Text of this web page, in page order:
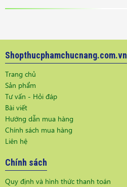
Shopthucphamchucnang.com.vn
Trang chủ
Sản phẩm
Tư vấn - Hỏi đáp
Bài viết
Hướng dẫn mua hàng
Chính sách mua hàng
Liên hệ
Chính sách
Quy định và hình thức thanh toán